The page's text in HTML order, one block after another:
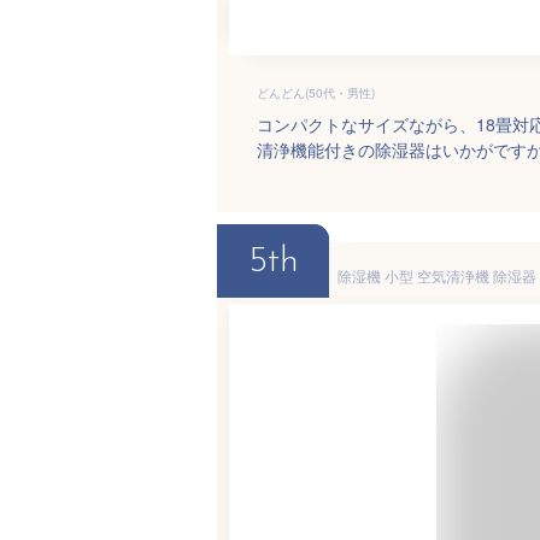
どんどん(50代・男性)
コンパクトなサイズながら、18畳
清浄機能付きの除湿器はいかがです
5th